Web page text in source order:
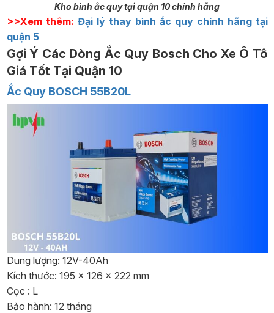
Kho bình ắc quy tại quận 10 chính hãng
>>Xem thêm: Đại lý thay bình ắc quy chính hãng tại
quận 5
Gợi Ý Các Dòng Ắc Quy Bosch Cho Xe Ô Tô
Giá Tốt Tại Quận 10
Ắc Quy BOSCH 55B20L
Dung lượng: 12V-40Ah
Kích thước: 195 x 126 x 222 mm
Cọc : L
Bảo hành: 12 tháng